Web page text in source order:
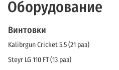
Оборудование
Винтовки
Kalibrgun Cricket 5.5 (21 раз)
Steyr LG 110 FT (13 раз)